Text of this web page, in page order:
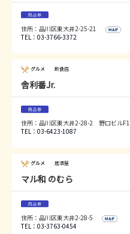
住所：品川区東大井2-25-21
TEL：03-3766-3372
グルメ 飲食店
舎利番Jr.
住所：品川区東大井2-28-2 野口ビルF1
TEL：03-6423-1087
グルメ 居酒屋
マル和 のむら
住所：品川区東大井2-28-5
TEL：03-3763-0454